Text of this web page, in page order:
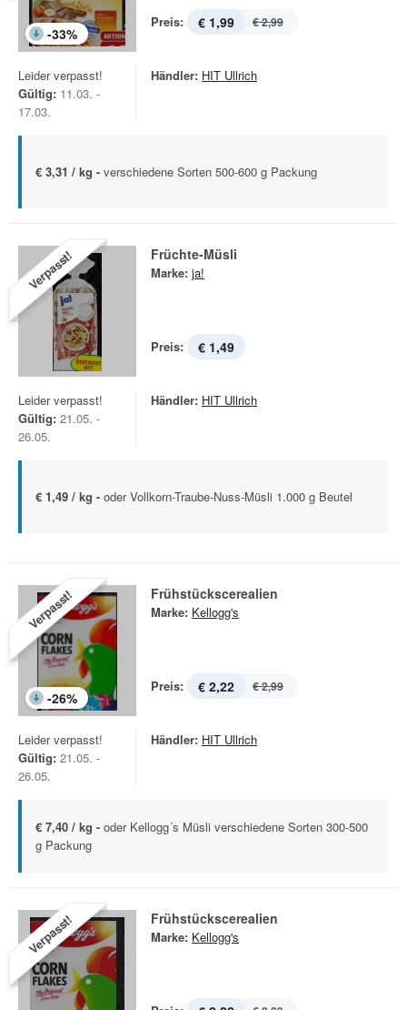
-33%
Preis: € 1,99 € 2,99
Leider verpasst!
Gültig: 11.03. -
17.03.
Händler: HIT Ullrich
€ 3,31 / kg - verschiedene Sorten 500-600 g Packung
Verpasst! Früchte-Müsli
Marke: ja!
Preis: € 1,49
Leider verpasst!
Gültig: 21.05. -
26.05.
Händler: HIT Ullrich
€ 1,49 / kg - oder Vollkorn-Traube-Nuss-Müsli 1.000 g Beutel
Verpasst!
-26%
Frühstückscerealien
Marke: Kellogg's
Preis: € 2,22 € 2,99
Leider verpasst!
Gültig: 21.05. -
26.05.
Händler: HIT Ullrich
€ 7,40 / kg - oder Kellogg´s Müsli verschiedene Sorten 300-500
g Packung
Verpasst! Frühstückscerealien
Marke: Kellogg's